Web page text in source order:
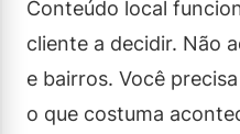
Conteúdo local
cliente a decidir. Não
e bairros. Você
o que costuma